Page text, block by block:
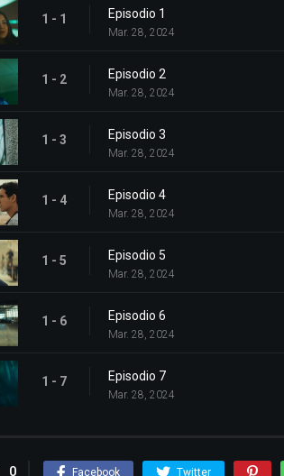
1 - 1 Episodio 1
Mar. 28, 2024
1 - 2 Episodio 2
Mar. 28, 2024
1 - 3 Episodio 3
Mar. 28, 2024
1 - 4 Episodio 4
Mar. 28, 2024
1 - 5 Episodio 5
Mar. 28, 2024
1 - 6 Episodio 6
Mar. 28, 2024
1 - 7 Episodio 7
Mar. 28, 2024
0 Facebook Twitter